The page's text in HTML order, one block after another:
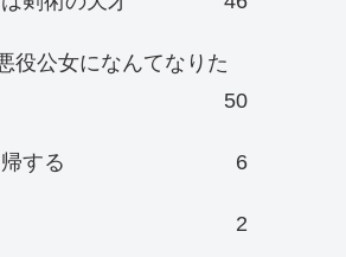
役公女になんてなりた
50
する 6
2